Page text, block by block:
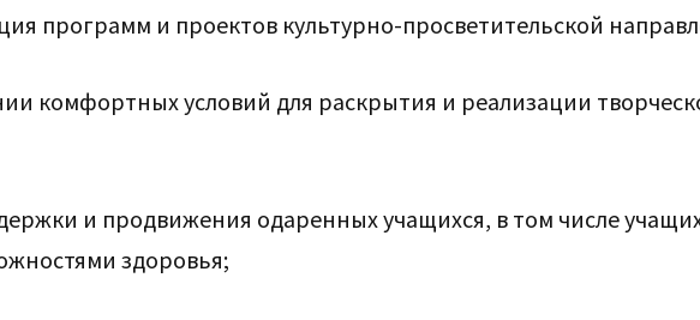
программ и проектов культурно-просветительской
комфортных условий для раскрытия и реализации
и продвижения одаренных учащихся, в том числе
здоровья;